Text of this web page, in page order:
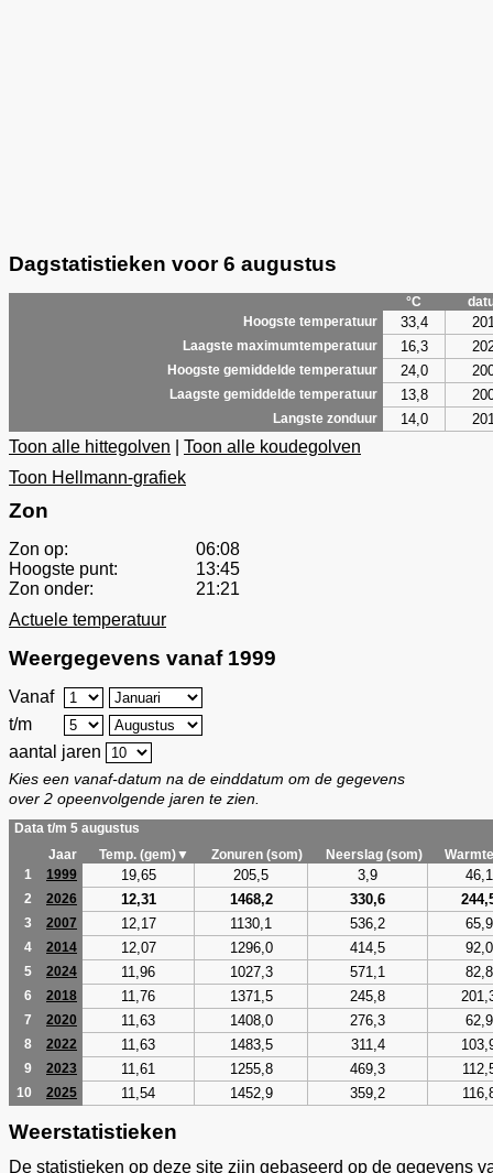
Dagstatistieken voor 6 augustus
°C
Hoogste temperatuur
33,4
Laagste maximumtemperatuur 16,3
Hoogste gemiddelde temperatuur 24,0
Laagste gemiddelde temperatuur 13,8
Langste zonduur 14,0
Toon alle hittegolven
Toon alle koudegolven
Toon Hellmann-grafiek
Zon
Zon op:
06:08
Hoogste punt:
13:45
Zon onder:
21:21
Actuele temperatuur
Weergegevens vanaf 1999
Vanaf
t/m
aantal jaren
Kies een vanaf-datum na de einddatum om de gegevens
over 2 opeenvolgende jaren te zien.
Data t/m 5 augustus
Jaar
Temp. (gem)▼ Zonuren (som) Neerslag (som)
1
1999 19,65 205,5 3,9 46,1
2 2026 12,31 1468,2 330,6
3 2007 12,17 1130,1 536,2 65,9
4 2014 12,07 1296,0 414,5 92,0
5 2024 11,96 1027,3 571,1 82,8
6 2018 11,76 1371,5 245,8
7 2020 11,63 1408,0 276,3 62,9
8 2022 11,63 1483,5 311,4
9 2023 11,61 1255,8 469,3
10 2025 11,54 1452,9 359,2
Weerstatistieken
De statistieken op deze site zijn gebaseerd op de gegevens